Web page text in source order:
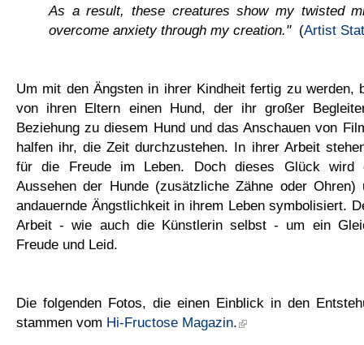
As a result, these creatures show my twisted
overcome anxiety through my creation." (Artist
Um mit den Ängsten in ihrer Kindheit fertig zu werden,
von ihren Eltern einen Hund, der ihr großer
Beziehung zu diesem Hund und das Anschauen von
halfen ihr, die Zeit durchzustehen. In ihrer Arbeit
für die Freude im Leben. Doch dieses Glück wird
Aussehen der Hunde (zusätzliche Zähne oder Ohren)
andauernde Ängstlichkeit in ihrem Leben symbolisiert.
Arbeit - wie auch die Künstlerin selbst - um ein
Freude und Leid.
Die folgenden Fotos, die einen Einblick in den
stammen vom Hi-Fructose Magazin.